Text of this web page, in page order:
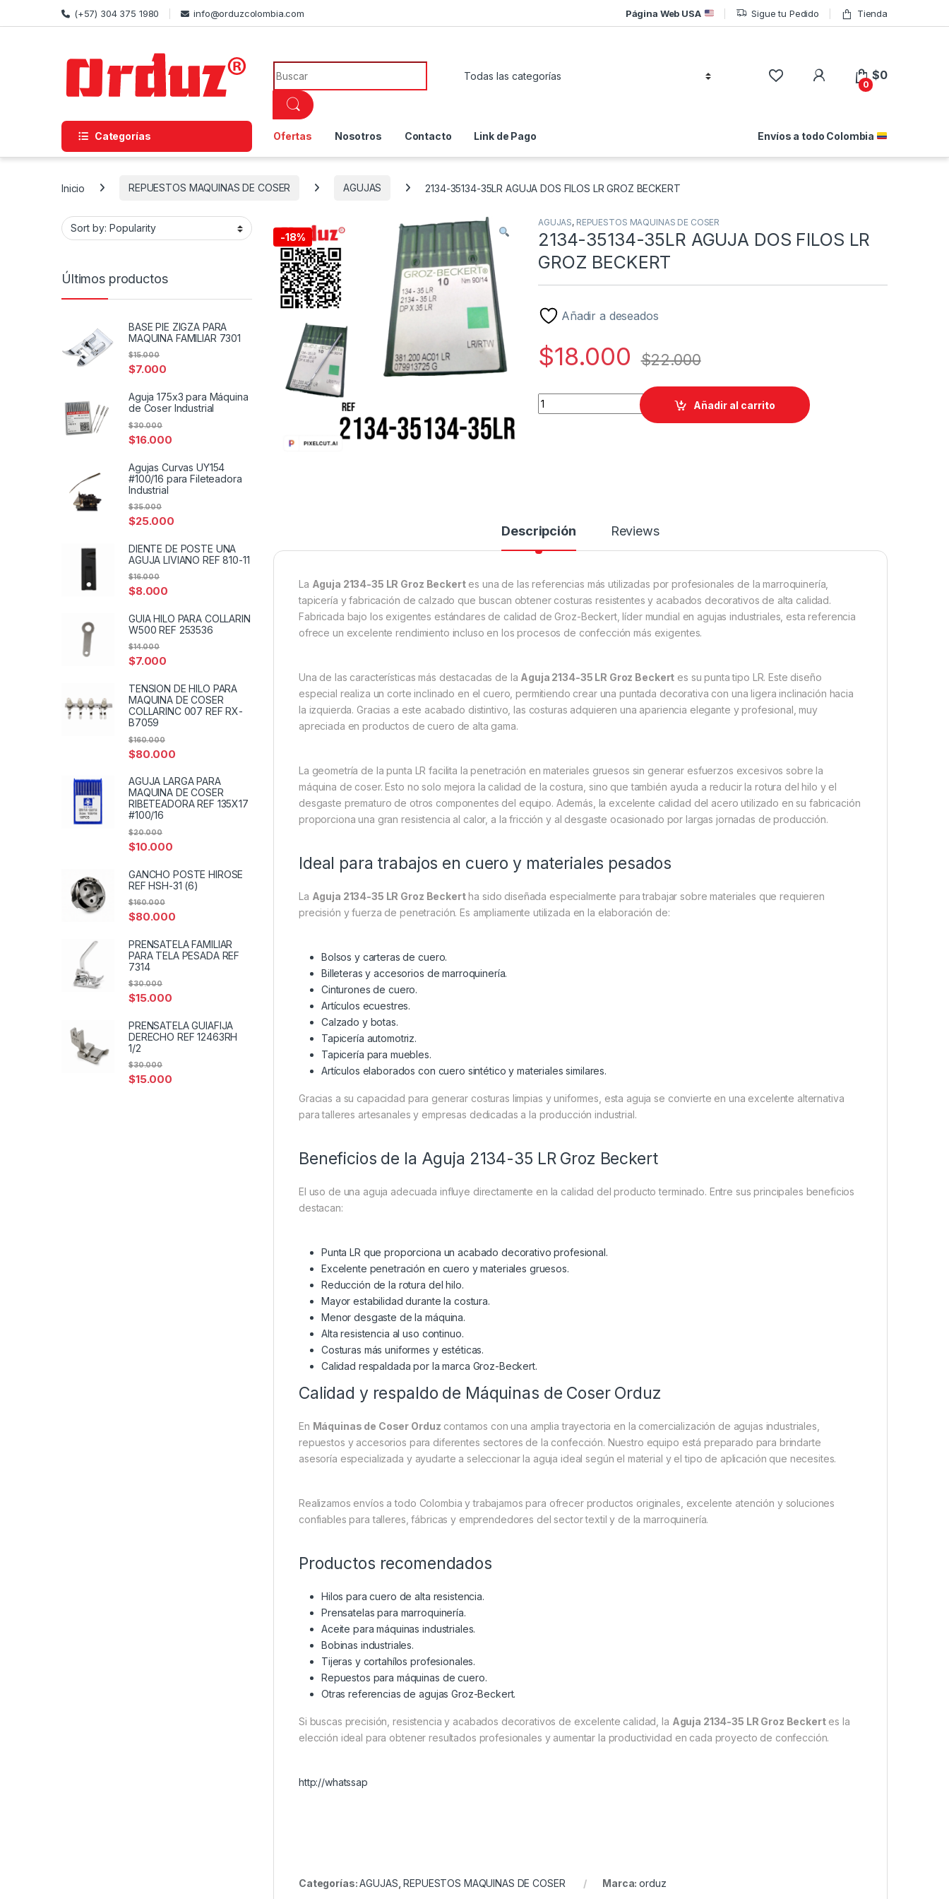
Skip to navigation
Skip to content (+57) 304 375 1980 info@orduzcolombia.com Página Web USA Sigue tu Pedido Tienda
Search for:
0
$0
Categorías Ofertas Nosotros Contacto Link de Pago Envíos a todo Colombia
Inicio REPUESTOS MAQUINAS DE COSER AGUJAS 2134-35134-35LR AGUJA DOS FILOS LR GROZ BECKERT
-18%
AGUJAS, REPUESTOS MAQUINAS DE COSER
2134-35134-35LR AGUJA DOS FILOS LR
GROZ BECKERT
Añadir a deseados
$18.000 $22.000
2134-35134-35LR AGUJA DOS FILOS LR GROZ BECKERT quantity
Añadir al carrito
Descripción Reviews
La Aguja 2134-35 LR Groz Beckertes una de las referencias más utilizadas por profesionales de la marroquinería,
tapicería y fabricación de calzado que buscan obtener costuras resistentes y acabados decorativos de alta calidad.
Fabricada bajo los exigentes estándares de calidad de Groz-Beckert, líder mundial en agujas industriales, esta referencia
ofrece un excelente rendimiento incluso en los procesos de confección más exigentes.
Una de las características más destacadas de la Aguja 2134-35 LR Groz Beckert es su punta tipo LR. Este diseño
especial realiza un corte inclinado en el cuero, permitiendo crear una puntada decorativa con una ligera inclinación hacia
la izquierda. Gracias a este acabado distintivo, las costuras adquieren una apariencia elegante y profesional, muy
apreciada en productos de cuero de alta gama.
La geometría de la punta LR facilita la penetración en materiales gruesos sin generar esfuerzos excesivos sobre la
máquina de coser. Esto no solo mejora la calidad de la costura, sino que también ayuda a reducir la rotura del hilo y el
desgaste prematuro de otros componentes del equipo. Además, la excelente calidad del acero utilizado en su fabricación
proporciona una gran resistencia al calor, a la fricción y al desgaste ocasionado por largas jornadas de producción.
Ideal para trabajos en cuero y materiales pesados
La Aguja 2134-35 LR Groz Beckertha sido diseñada especialmente para trabajar sobre materiales que requieren
precisión y fuerza de penetración. Es ampliamente utilizada en la elaboración de:
Bolsos y carteras de cuero.
Billeteras y accesorios de marroquinería.
Cinturones de cuero.
Artículos ecuestres.
Calzado y botas.
Tapicería automotriz.
Tapicería para muebles.
Artículos elaborados con cuero sintético y materiales similares.
Gracias a su capacidad para generar costuras limpias y uniformes, esta aguja se convierte en una excelente alternativa
para talleres artesanales y empresas dedicadas a la producción industrial.
Beneficios de la Aguja 2134-35 LR Groz Beckert
El uso de una aguja adecuada influye directamente en la calidad del producto terminado. Entre sus principales beneficios
destacan:
Punta LR que proporciona un acabado decorativo profesional.
Excelente penetración en cuero y materiales gruesos.
Reducción de la rotura del hilo.
Mayor estabilidad durante la costura.
Menor desgaste de la máquina.
Alta resistencia al uso continuo.
Costuras más uniformes y estéticas.
Calidad respaldada por la marca Groz-Beckert.
Calidad y respaldo de Máquinas de Coser Orduz
En Máquinas de Coser Orduz contamos con una amplia trayectoria en la comercialización de agujas industriales,
repuestos y accesorios para diferentes sectores de la confección. Nuestro equipo está preparado para brindarte
asesoría especializada y ayudarte a seleccionar la aguja ideal según el material y el tipo de aplicación que necesites.
Realizamos envíos a todo Colombia y trabajamos para ofrecer productos originales, excelente atención y soluciones
confiables para talleres, fábricas y emprendedores del sector textil y de la marroquinería.
Productos recomendados
Hilos para cuero de alta resistencia.
Prensatelas para marroquinería.
Aceite para máquinas industriales.
Bobinas industriales.
Tijeras y cortahílos profesionales.
Repuestos para máquinas de cuero.
Otras referencias de agujas Groz-Beckert.
Si buscas precisión, resistencia y acabados decorativos de excelente calidad, la Aguja 2134-35 LR Groz Beckertes la
elección ideal para obtener resultados profesionales y aumentar la productividad en cada proyecto de confección.
http://whatssap
Categorías:AGUJAS ,REPUESTOS MAQUINAS DE COSER Marca:orduz
Últimos productos
BASE PIE ZIGZA PARA
MAQUINA FAMILIAR 7301
$7.000
$15.000
Aguja 175x3 para Máquina
de Coser Industrial
$16.000
$30.000
Agujas Curvas UY154
#100/16 para Fileteadora
Industrial
$25.000
$35.000
DIENTE DE POSTE UNA
AGUJA LIVIANO REF 810-11
$8.000
$16.000
GUIA HILO PARA COLLARIN
W500 REF 253536
$7.000
$14.000
TENSION DE HILO PARA
MAQUINA DE COSER
COLLARINC 007 REF RX-
B7059
$80.000
$160.000
AGUJA LARGA PARA
MAQUINA DE COSER
RIBETEADORA REF 135X17
#100/16
$10.000
$20.000
GANCHO POSTE HIROSE
REF HSH-31 (6)
$80.000
$160.000
PRENSATELA FAMILIAR
PARA TELA PESADA REF
7314
$15.000
$30.000
PRENSATELA GUIAFIJA
DERECHO REF 12463RH
1/2
$15.000
$30.000